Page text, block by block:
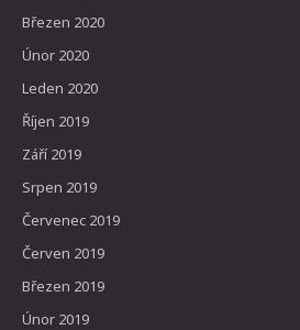
Březen 2020
Únor 2020
Leden 2020
Říjen 2019
Září 2019
Srpen 2019
Červenec 2019
Červen 2019
Březen 2019
Únor 2019